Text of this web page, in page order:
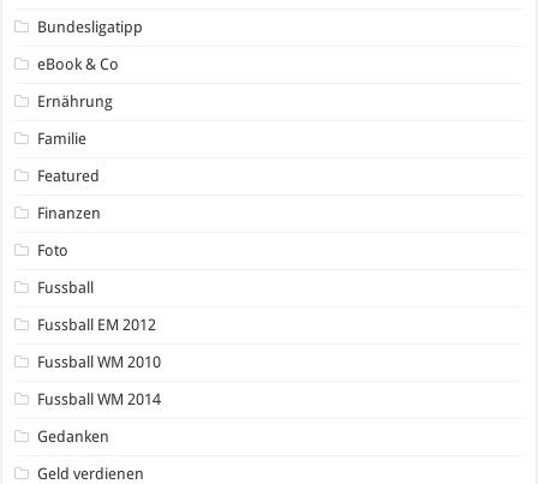
Bundesligatipp
eBook & Co
Ernährung
Familie
Featured
Finanzen
Foto
Fussball
Fussball EM 2012
Fussball WM 2010
Fussball WM 2014
Gedanken
Geld verdienen